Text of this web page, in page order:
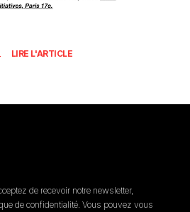
LIRE L'ARTICLE
de recevoir notre newsletter,
de confidentialité. Vous pouvez vous